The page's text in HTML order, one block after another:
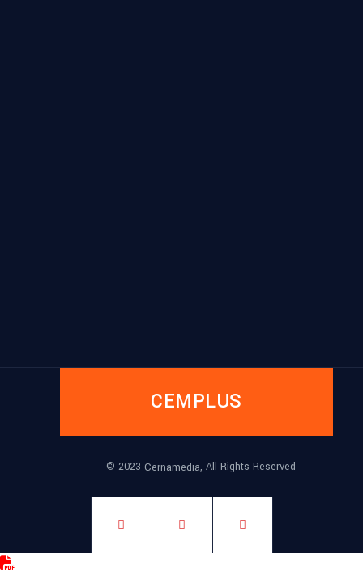
CEMPLUS
© 2023 Cernamedia, All Rights Reserved